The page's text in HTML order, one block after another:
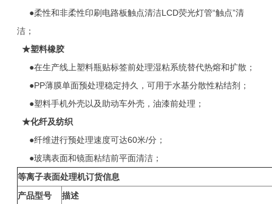
●柔性和非柔性印刷电路板触点清洁LCD荧光灯管“触点”清
洁；
★塑料橡胶
●在生产线上塑料瓶贴标签前处理湿粘系统替代热熔和扩散；
●PP薄膜单面预处理稳定持久，可用于水基分散性粘结剂；
●塑料手机外壳以及助动车外壳，油漆前处理；
★化纤及纺织
●纤维进行预处理速度可达60米/分；
●玻璃表面和镜面粘结前平面清洁；
等离子表面处理机订货信息
产品型号
描述